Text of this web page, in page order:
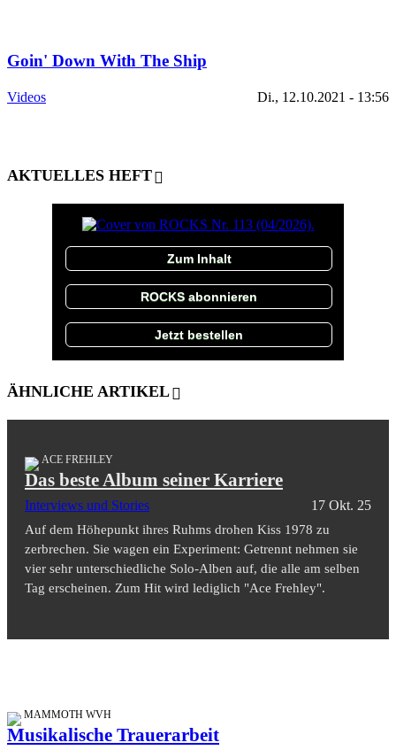
Goin' Down With The Ship
Videos Di., 12.10.2021 - 13:56
AKTUELLES HEFT
Zum Inhalt
ROCKS abonnieren
Jetzt bestellen
ÄHNLICHE ARTIKEL
ACE FREHLEY
Das beste Album seiner Karriere
Interviews und Stories 17 Okt. 25
Auf dem Höhepunkt ihres Ruhms drohen Kiss 1978 zu
zerbrechen. Sie wagen ein Experiment: Getrennt nehmen sie
vier sehr unterschiedliche Solo-Alben auf, die alle am selben
Tag erscheinen. Zum Hit wird lediglich "Ace Frehley".
MAMMOTH WVH
Musikalische Trauerarbeit